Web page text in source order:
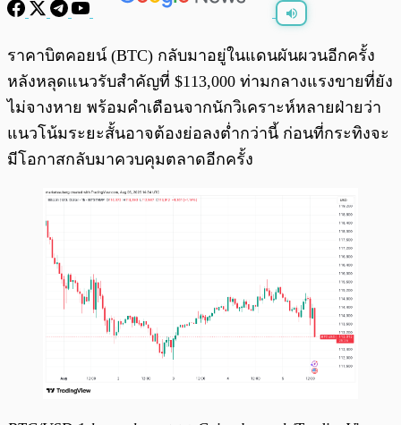
พร้อมเล่น /
ราคาบิตคอยน์ (BTC) กลับมาอยู่ในแดนผันผวนอีกครั้ง
หลังหลุดแนวรับสำคัญที่ $113,000 ท่ามกลางแรงขายที่ยัง
ไม่จางหาย พร้อมคำเตือนจากนักวิเคราะห์หลายฝ่ายว่า
แนวโน้มระยะสั้นอาจต้องย่อลงต่ำกว่านี้ ก่อนที่กระทิงจะ
มีโอกาสกลับมาควบคุมตลาดอีกครั้ง